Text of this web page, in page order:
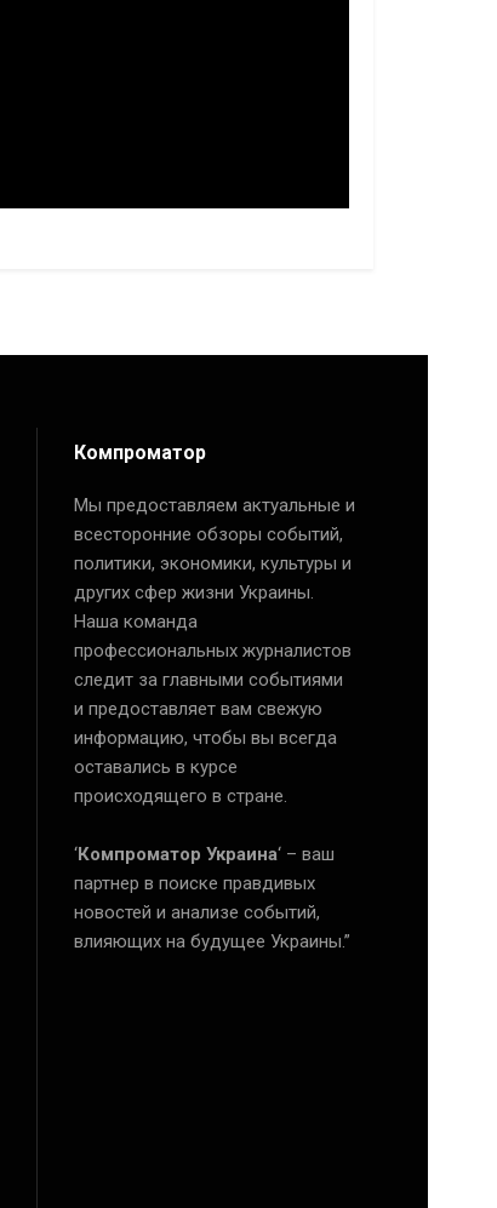
Компроматор
Мы предоставляем актуальные и
всесторонние обзоры событий,
политики, экономики, культуры и
других сфер жизни Украины.
Наша команда
профессиональных журналистов
следит за главными событиями
и предоставляет вам свежую
информацию, чтобы вы всегда
оставались в курсе
происходящего в стране.
‘Компроматор Украина‘ – ваш
партнер в поиске правдивых
новостей и анализе событий,
влияющих на будущее Украины.”